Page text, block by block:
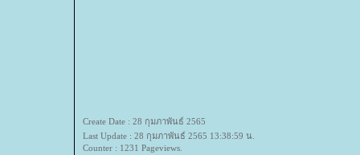
Create Date : 28 กุมภาพันธ์ 2565
Last Update : 28 กุมภาพันธ์ 2565 13:38:59 น.
Counter : 1231 Pageviews.